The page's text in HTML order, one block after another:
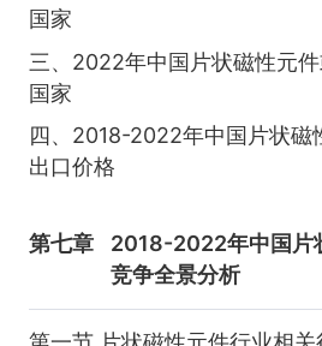
国家
三、2022年中国片状磁性元
国家
四、2018-2022年中国片状磁
出口价格
第七章
2018-2022年中国片
竞争全景分析